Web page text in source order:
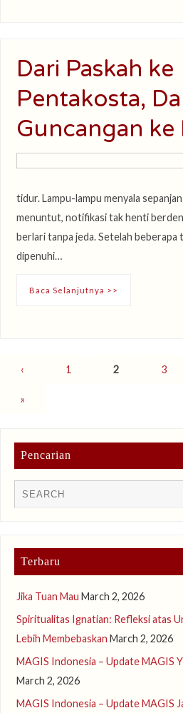
Dari Paskah ke
Pentakosta,
Guncangan ke
tidur. Lampu-lampu menyala
menuntut, notifikasi tak henti
berlari tanpa jeda. Setelah beberapa
dipenuhi…
Baca Selanjutnya >>
‹ 1 2 3
»
Pencarian
Terbaru
Jika Tuan Mau March 2, 2026
Spiritualitas Ignatian: Refleksi atas
Lebih Membebaskan March 2, 2026
MAGIS Indonesia – Update MAGIS
March 2, 2026
MAGIS Indonesia – Update MAGIS